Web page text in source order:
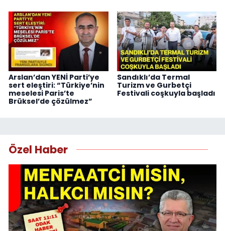
Arslan’dan YENİ Parti’ye
sert eleştiri: “Türkiye’nin
meselesi Paris’te
Brüksel’de çözülmez”
Sandıklı’da Termal
Turizm ve Gurbetçi
Festivali coşkuyla başladı
Özel Haber